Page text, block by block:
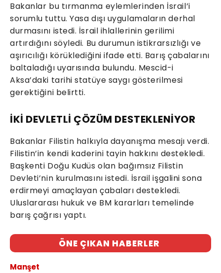
Bakanlar bu tırmanma eylemlerinden İsrail’i
sorumlu tuttu. Yasa dışı uygulamaların derhal
durmasını istedi. İsrail ihlallerinin gerilimi
artırdığını söyledi. Bu durumun istikrarsızlığı ve
aşırıcılığı körüklediğini ifade etti. Barış çabalarını
baltaladığı uyarısında bulundu. Mescid-i
Aksa’daki tarihi statüye saygı gösterilmesi
gerektiğini belirtti.
İKİ DEVLETLİ ÇÖZÜM DESTEKLENİYOR
Bakanlar Filistin halkıyla dayanışma mesajı verdi.
Filistin’in kendi kaderini tayin hakkını destekledi.
Başkenti Doğu Kudüs olan bağımsız Filistin
Devleti’nin kurulmasını istedi. İsrail işgalini sona
erdirmeyi amaçlayan çabaları destekledi.
Uluslararası hukuk ve BM kararları temelinde
barış çağrısı yaptı.
ÖNE ÇIKAN HABERLER
Manşet